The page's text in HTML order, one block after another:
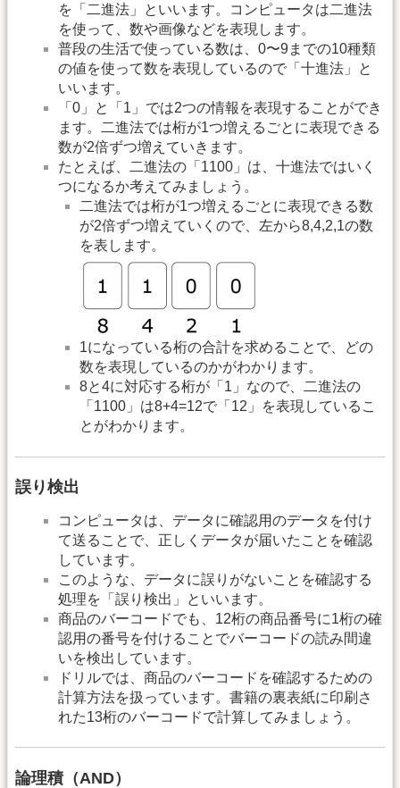
を「二進法」といいます。コンピュータは二進法
を使って、数や画像などを表現します。
普段の生活で使っている数は、0〜9までの10種類
の値を使って数を表現しているので「十進法」と
いいます。
「0」と「1」では2つの情報を表現することができ
ます。二進法では桁が1つ増えるごとに表現できる
数が2倍ずつ増えていきます。
たとえば、二進法の「1100」は、十進法ではいく
つになるか考えてみましょう。
二進法では桁が1つ増えるごとに表現できる数
が2倍ずつ増えていくので、左から8,4,2,1の数
を表します。
1になっている桁の合計を求めることで、どの
数を表現しているのかがわかります。
8と4に対応する桁が「1」なので、二進法の
「1100」は8+4=12で「12」を表現しているこ
とがわかります。
誤り検出
コンピュータは、データに確認用のデータを付け
て送ることで、正しくデータが届いたことを確認
しています。
このような、データに誤りがないことを確認する
処理を「誤り検出」といいます。
商品のバーコードでも、12桁の商品番号に1桁の確
認用の番号を付けることでバーコードの読み間違
いを検出しています。
ドリルでは、商品のバーコードを確認するための
計算方法を扱っています。書籍の裏表紙に印刷さ
れた13桁のバーコードで計算してみましょう。
論理積（AND）